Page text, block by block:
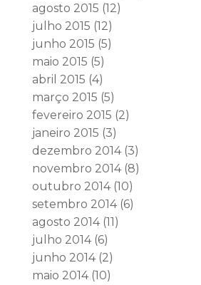
agosto 2015 (12)
julho 2015 (12)
junho 2015 (5)
maio 2015 (5)
abril 2015 (4)
março 2015 (5)
fevereiro 2015 (2)
janeiro 2015 (3)
dezembro 2014(3)
novembro 2014(8)
outubro 2014(10)
setembro 2014(6)
agosto 2014(11)
julho 2014(6)
junho 2014(2)
maio 2014(10)